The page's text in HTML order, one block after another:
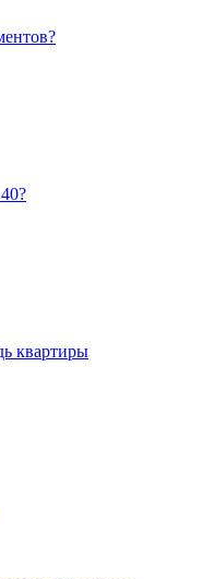
квартиры